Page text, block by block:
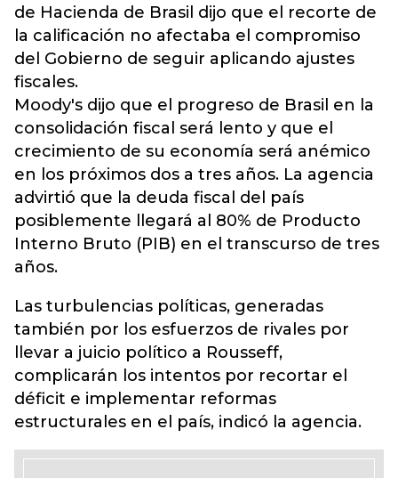
de Hacienda de Brasil dijo que el recorte de
la calificación no afectaba el compromiso
del Gobierno de seguir aplicando ajustes
fiscales.
Moody's dijo que el progreso de Brasil en la
consolidación fiscal será lento y que el
crecimiento de su economía será anémico
en los próximos dos a tres años. La agencia
advirtió que la deuda fiscal del país
posiblemente llegará al 80% de Producto
Interno Bruto (PIB) en el transcurso de tres
años.
Las turbulencias políticas, generadas
también por los esfuerzos de rivales por
llevar a juicio político a Rousseff,
complicarán los intentos por recortar el
déficit e implementar reformas
estructurales en el país, indicó la agencia.